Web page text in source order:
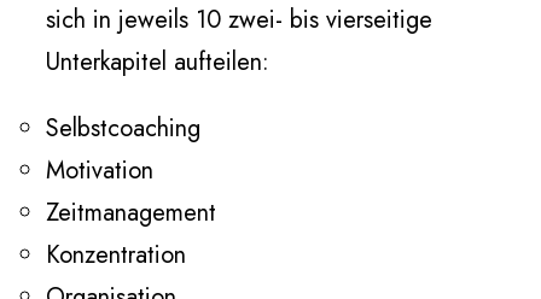
sich in jeweils 10 zwei- bis vierseitige
Unterkapitel aufteilen:
Selbstcoaching
Motivation
Zeitmanagement
Konzentration